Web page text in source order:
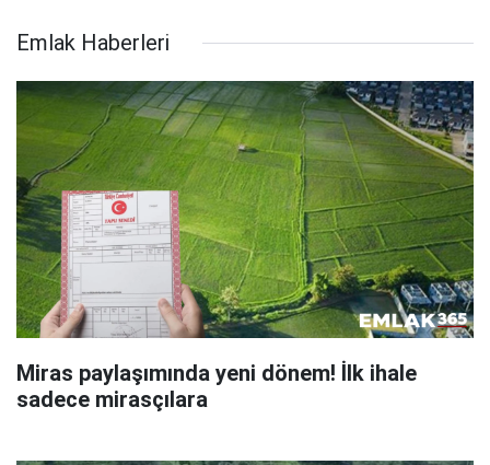
Emlak Haberleri
Miras paylaşımında yeni dönem! İlk ihale
sadece mirasçılara